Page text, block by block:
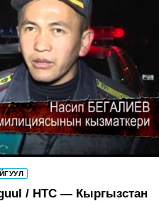
/ НТС — Кыргызстан